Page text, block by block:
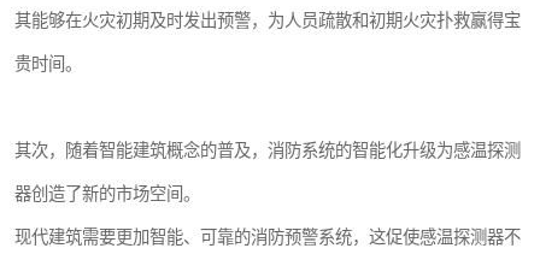
其能够在火灾初期及时发出预警，为人员疏散和初期火灾扑救赢得宝
贵时间。
其次，随着智能建筑概念的普及，消防系统的智能化升级为感温探测
器创造了新的市场空间。
现代建筑需要更加智能、可靠的消防预警系统，这促使感温探测器不